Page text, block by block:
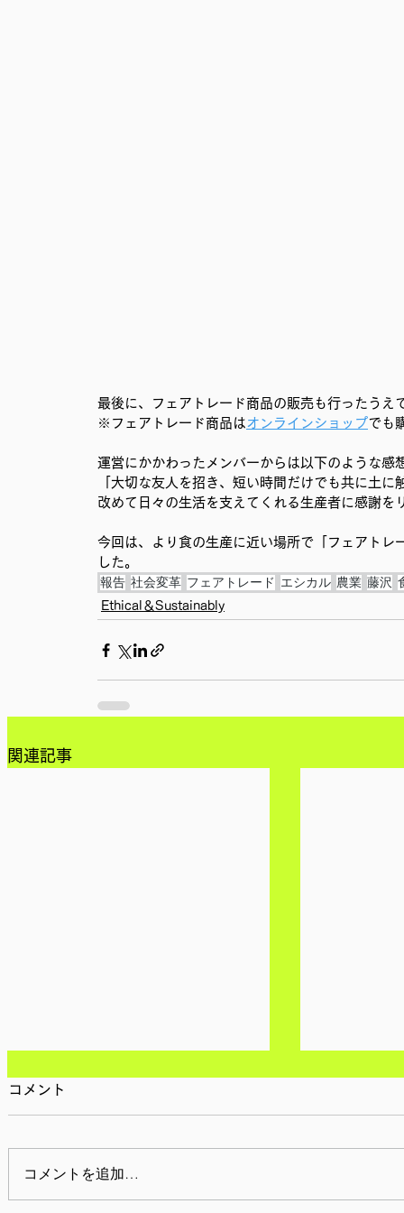
最後に、フェアトレード商品の販売も行ったうえ
※フェアトレード商品はオンラインショップでも
運営にかかわったメンバーからは以下のような感
「大切な友人を招き、短い時間だけでも共に土
改めて日々の生活を支えてくれる生産者に感謝を
今回は、より食の生産に近い場所で「フェアト
した。
報告 社会変革 フェアトレード エシカル 農業 藤沢
Ethical＆Sustainably
関連記事
コメント
コメントを追加…